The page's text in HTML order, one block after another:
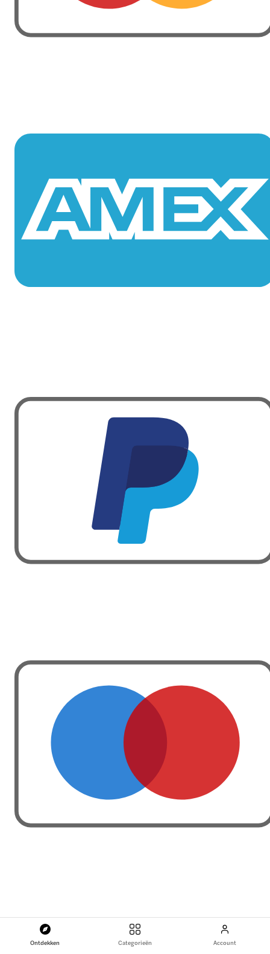
Ontdekken Categorieën Account